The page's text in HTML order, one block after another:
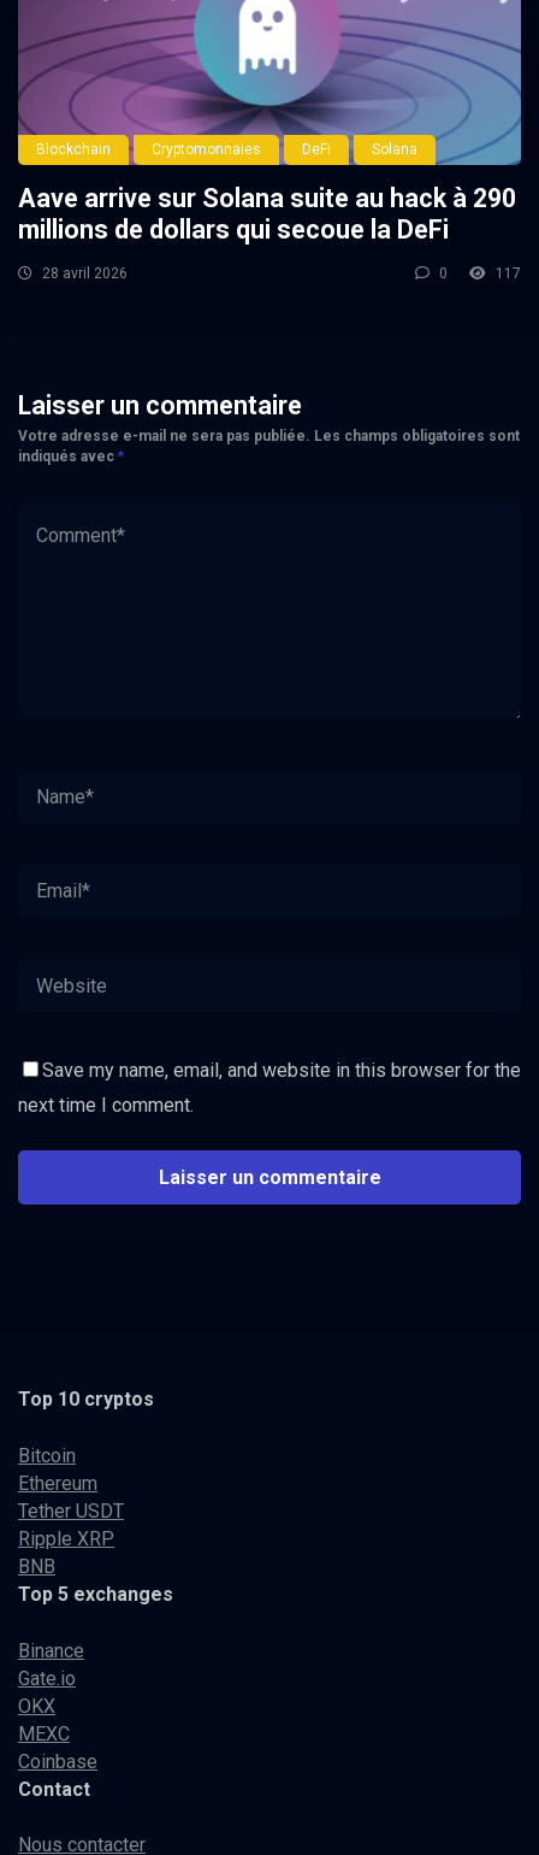
Blockchain Cryptomonnaies DeFi Solana
Aave arrive sur Solana suite au hack à 290
millions de dollars qui secoue la DeFi
28 avril 2026 0 117
Laisser un commentaire
Votre adresse e-mail ne sera pas publiée. Les champs obligatoires sont
indiqués avec *
Save my name, email, and website in this browser for the
next time I comment.
Top 10 cryptos
Bitcoin
Ethereum
Tether USDT
Ripple XRP
BNB
Top 5 exchanges
Binance
Gate.io
OKX
MEXC
Coinbase
Contact
Nous contacter